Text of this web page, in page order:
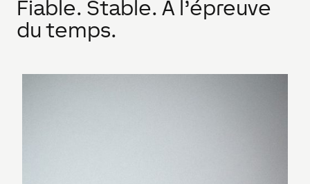
Fiable. Stable. À l’épreuve
du temps.